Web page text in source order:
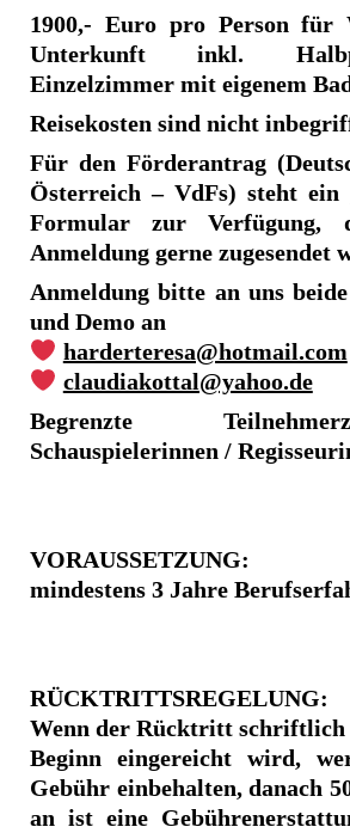
1900,- Euro pro Person für
Unterkunft inkl.
Einzelzimmer mit eigenem
Reisekosten sind nicht
Für den Förderantrag
Österreich – VdFs) steht ein
Formular zur Verfügung,
Anmeldung gerne zugesendet
Anmeldung bitte an uns
und Demo an
harderteresa@hotmail.com
claudiakottal@yahoo.de
Begrenzte
Schauspielerinnen /
VORAUSSETZUNG:
mindestens 3 Jahre
RÜCKTRITTSREGELUNG:
Wenn der Rücktritt schriftlich
Beginn eingereicht wird,
Gebühr einbehalten, danach
an ist eine